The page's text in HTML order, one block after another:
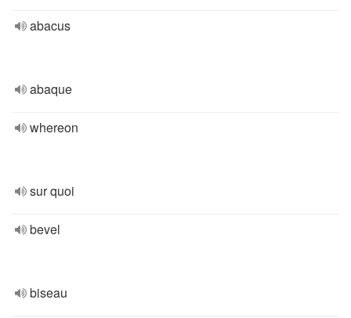
abacus
abaque
whereon
sur quoi
bevel
biseau